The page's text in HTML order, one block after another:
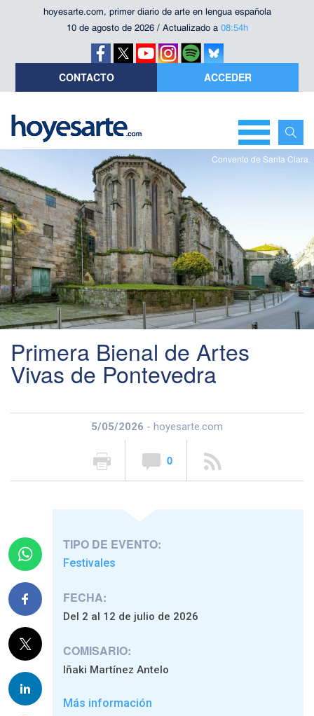
hoyesarte.com, primer diario de arte en lengua española
10 de agosto de 2026 / Actualizado a 08:54h
CONTACTO ACCEDER
Convento de Santa Clara.
Primera Bienal de Artes
Vivas de Pontevedra
5/05/2026 - hoyesarte.com
0
TIPO DE EVENTO:
Festivales
FECHA:
Del 2 al 12 de julio de 2026
COMISARIO:
Iñaki Martínez Antelo
Más información